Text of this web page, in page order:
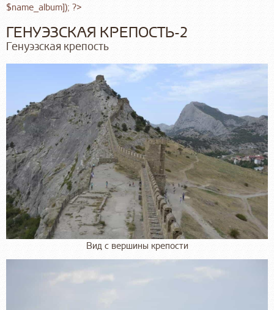
$name_album]); ?>
ГЕНУЭЗСКАЯ КРЕПОСТЬ-2
Генуэзская крепость
Вид с вершины крепости